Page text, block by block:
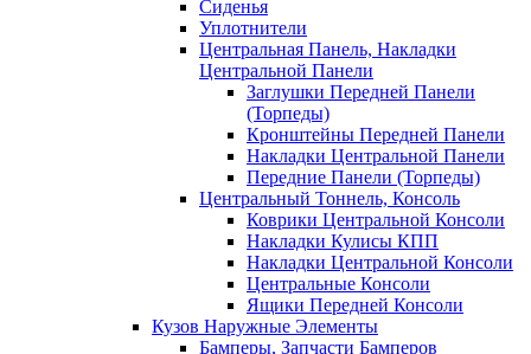
Сиденья
Уплотнители
Центральная Панель, Накладки
Центральной Панели
Заглушки Передней Панели
(Торпеды)
Кронштейны Передней Панели
Накладки Центральной Панели
Передние Панели (Торпеды)
Центральный Тоннель, Консоль
Коврики Центральной Консоли
Накладки Кулисы КПП
Накладки Центральной Консоли
Центральные Консоли
Ящики Передней Консоли
Кузов Наружные Элементы
Бамперы, Запчасти Бамперов